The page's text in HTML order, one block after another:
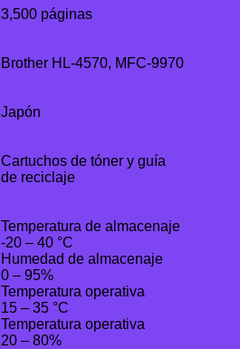
3,500 páginas
Brother HL-4570, MFC-9970
Japón
Cartuchos de tóner y guía
de reciclaje
Temperatura de almacenaje
-20 – 40 °C
Humedad de almacenaje
0 – 95%
Temperatura operativa
15 – 35 °C
Temperatura operativa
20 – 80%